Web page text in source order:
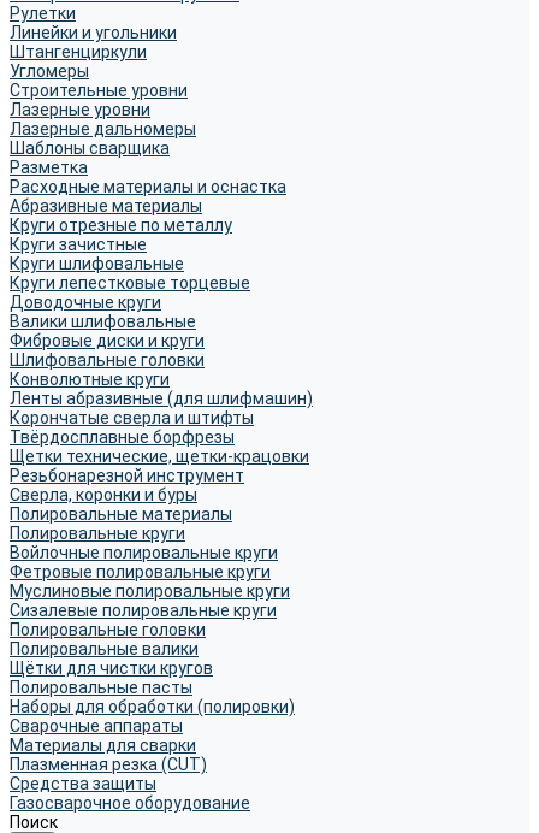
Рулетки
Линейки и угольники
Штангенциркули
Угломеры
Строительные уровни
Лазерные уровни
Лазерные дальномеры
Шаблоны сварщика
Разметка
Расходные материалы и оснастка
Абразивные материалы
Круги отрезные по металлу
Круги зачистные
Круги шлифовальные
Круги лепестковые торцевые
Доводочные круги
Валики шлифовальные
Фибровые диски и круги
Шлифовальные головки
Конволютные круги
Ленты абразивные (для шлифмашин)
Корончатые сверла и штифты
Твёрдосплавные борфрезы
Щетки технические, щетки-крацовки
Резьбонарезной инструмент
Сверла, коронки и буры
Полировальные материалы
Полировальные круги
Войлочные полировальные круги
Фетровые полировальные круги
Муслиновые полировальные круги
Cизалевые полировальные круги
Полировальные головки
Полировальные валики
Щётки для чистки кругов
Полировальные пасты
Наборы для обработки (полировки)
Сварочные аппараты
Материалы для сварки
Плазменная резка (CUT)
Средства защиты
Газосварочное оборудование
Поиск